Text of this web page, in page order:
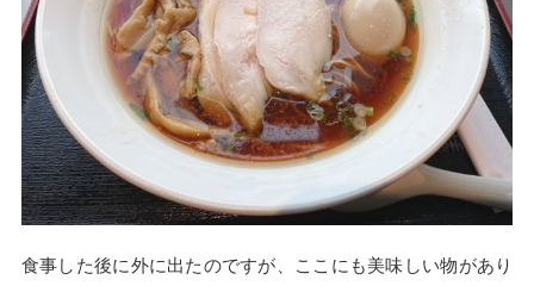
食事した後に外に出たのですが、ここにも美味しい物があり